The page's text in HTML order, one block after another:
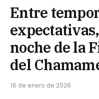
Entre
noche de la
del
16 de enero de 2026